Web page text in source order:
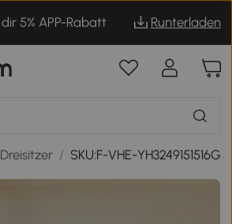
5% APP-Rabatt Runterladen
Dreisitzer / SKU:F-VHE-YH3249151516G